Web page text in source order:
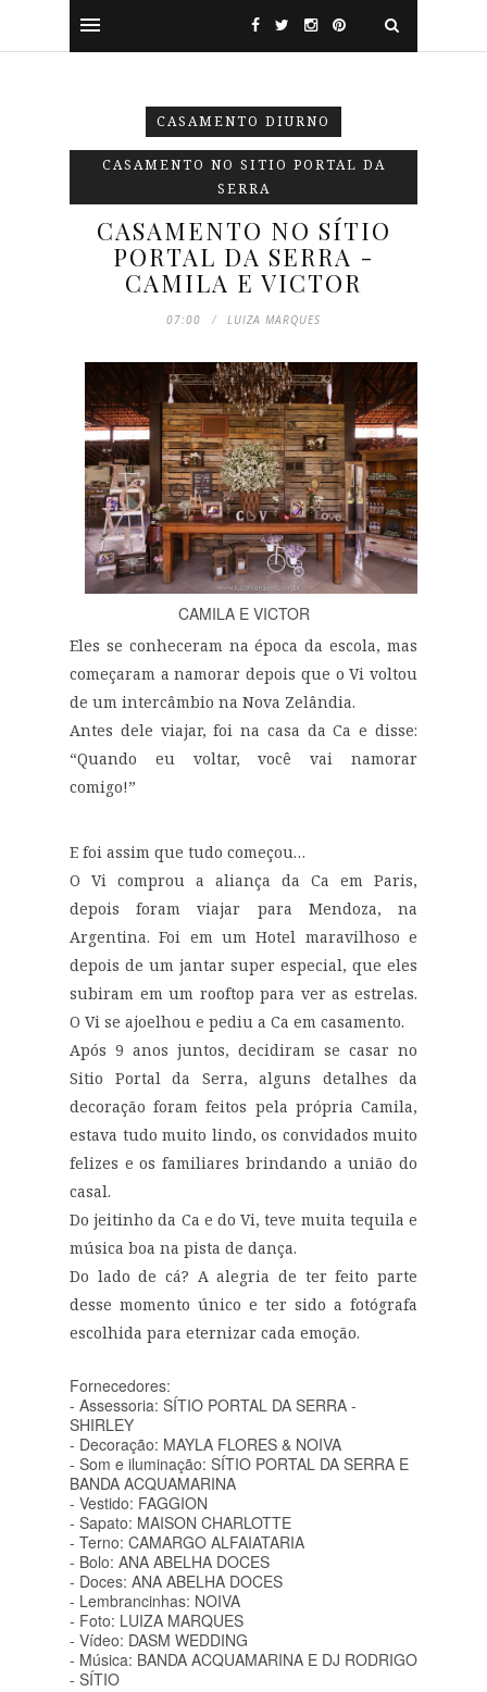
CASAMENTO DIURNO
CASAMENTO NO SITIO PORTAL DA
SERRA
CASAMENTO NO SÍTIO
PORTAL DA SERRA -
CAMILA E VICTOR
07:00 LUIZA MARQUES
CAMILA E VICTOR
Eles se conheceram na época da escola, mas
começaram a namorar depois que o Vi voltou
de um intercâmbio na Nova Zelândia.
Antes dele viajar, foi na casa da Ca e disse:
“Quando eu voltar, você vai namorar
comigo!”
E foi assim que tudo começou…
O Vi comprou a aliança da Ca em Paris,
depois foram viajar para Mendoza, na
Argentina. Foi em um Hotel maravilhoso e
depois de um jantar super especial, que eles
subiram em um rooftop para ver as estrelas.
O Vi se ajoelhou e pediu a Ca em casamento.
Após 9 anos juntos, decidiram se casar no
Sitio Portal da Serra, alguns detalhes da
decoração foram feitos pela própria Camila,
estava tudo muito lindo, os convidados muito
felizes e os familiares brindando a união do
casal.
Do jeitinho da Ca e do Vi, teve muita tequila e
música boa na pista de dança.
Do lado de cá? A alegria de ter feito parte
desse momento único e ter sido a fotógrafa
escolhida para eternizar cada emoção.
Fornecedores:
- Assessoria: SÍTIO PORTAL DA SERRA -
SHIRLEY
- Decoração: MAYLA FLORES & NOIVA
- Som e iluminação: SÍTIO PORTAL DA SERRA E
BANDA ACQUAMARINA
- Vestido: FAGGION
- Sapato: MAISON CHARLOTTE
- Terno: CAMARGO ALFAIATARIA
- Bolo: ANA ABELHA DOCES
- Doces: ANA ABELHA DOCES
- Lembrancinhas: NOIVA
- Foto: LUIZA MARQUES
- Vídeo: DASM WEDDING
- Música: BANDA ACQUAMARINA E DJ RODRIGO
- SÍTIO